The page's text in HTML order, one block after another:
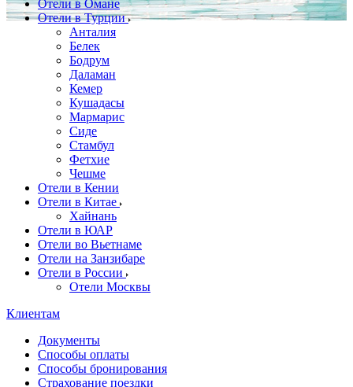
Отели в Омане
Отели в Турции
Анталия
Белек
Бодрум
Даламан
Кемер
Кушадасы
Мармарис
Сиде
Стамбул
Фетхие
Чешме
Отели в Кении
Отели в Китае
Хайнань
Отели в ЮАР
Отели во Вьетнаме
Отели на Занзибаре
Отели в России
Отели Москвы
Клиентам
Документы
Способы оплаты
Способы бронирования
Страхование поездки